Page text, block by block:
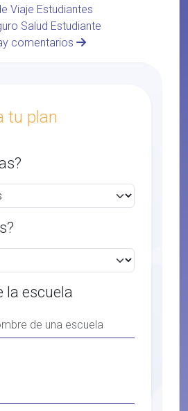
Viaje Estudiantes
Salud Estudiante
comentarios
tu plan
la escuela